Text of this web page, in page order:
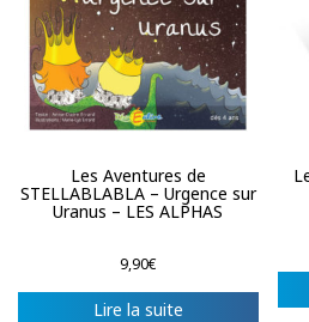
Les Aventures de
STELLABLABLA – Urgence sur
Uranus – LES ALPHAS
9,90€
Lire la suite